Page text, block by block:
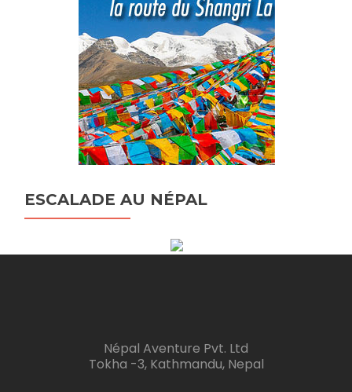
ESCALADE AU NÉPAL
Népal Aventure Pvt. Ltd
Tokha -3, Kathmandu, Nepal